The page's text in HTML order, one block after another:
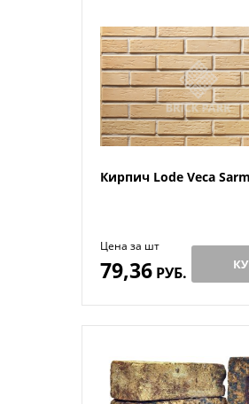
Кирпич Lode Veca
Цена за шт
79,36РУБ.